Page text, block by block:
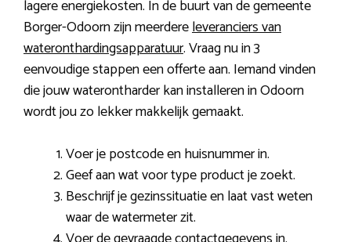
lagere energiekosten. In de buurt van de gemeente
Borger-Odoorn zijn meerdereleveranciers van
wateronthardingsapparatuur. Vraag nu in 3
eenvoudige stappen een offerte aan. Iemand vinden
die jouw waterontharder kan installeren in Odoorn
wordt jou zo lekker makkelijk gemaakt.
Voer je postcode en huisnummer in.
Geef aan wat voor type product je zoekt.
Beschrijf je gezinssituatie en laat vast weten
waar de watermeter zit.